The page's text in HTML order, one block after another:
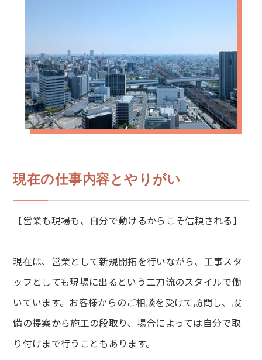
現在の仕事内容とやりがい
【営業も現場も、自分で動けるからこそ信頼される】
現在は、営業として新規開拓を行いながら、工事スタ
ッフとしても現場に出るという二刀流のスタイルで働
いています。お客様からのご相談を受けて訪問し、設
備の提案から施工の段取り、場合によっては自分で取
り付けまで行うこともあります。